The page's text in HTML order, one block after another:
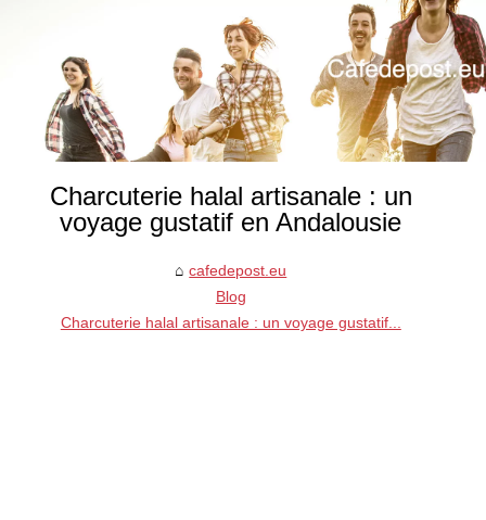
Charcuterie halal artisanale : un
voyage gustatif en Andalousie
cafedepost.eu
Blog
Charcuterie halal artisanale : un voyage gustatif...